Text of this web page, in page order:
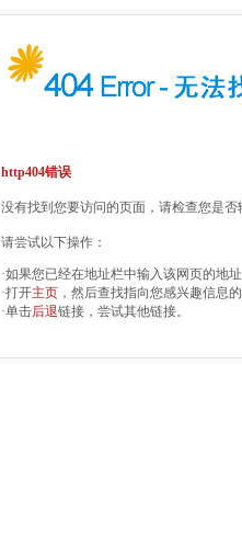
http404错误
没有找到您要访问的页面，请检查您是否
请尝试以下操作：
·如果您已经在地址栏中输入该网页的地
·打开主页 ，然后查找指向您感兴趣信息的
·单击后退链接，尝试其他链接。